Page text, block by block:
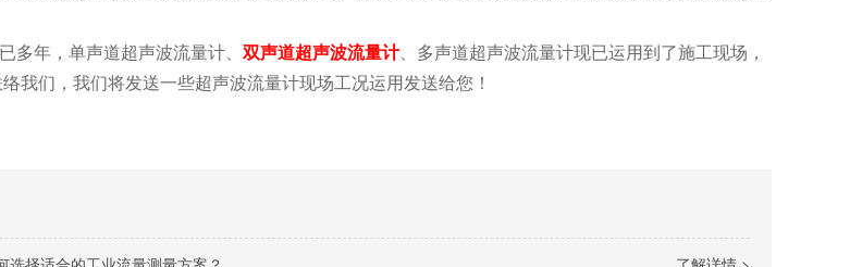
多年，单声道超声波流量计、 双声道超声波流量计、多声道超声波流量计现已运用到了施工现场，
我们，我们将发送一些超声波流量计现场工况运用发送给您！